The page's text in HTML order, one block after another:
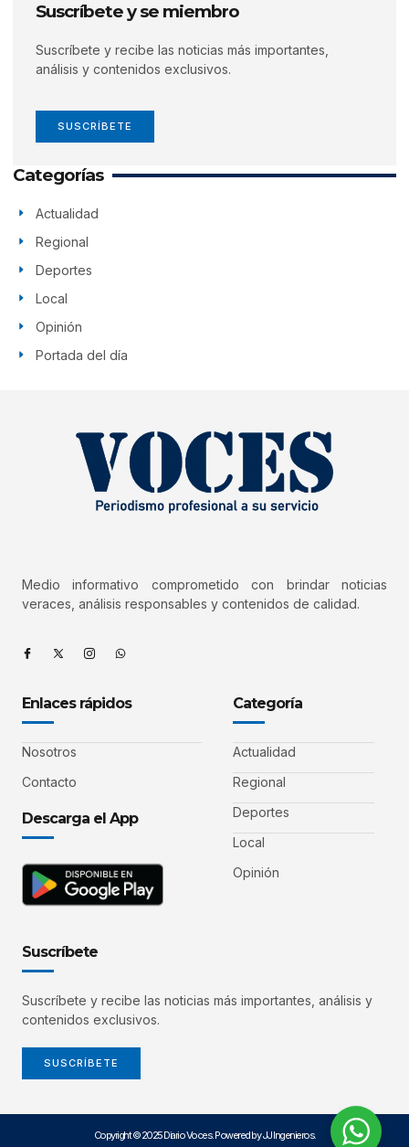
Suscríbete y se miembro
Suscríbete y recibe las noticias más importantes,
análisis y contenidos exclusivos.
SUSCRÍBETE
Categorías
Actualidad
Regional
Deportes
Local
Opinión
Portada del día
Medio informativo comprometido con brindar noticias
veraces, análisis responsables y contenidos de calidad.
Enlaces rápidos
Nosotros
Contacto
Descarga el App
Categoría
Actualidad
Regional
Deportes
Local
Opinión
Suscríbete
Suscríbete y recibe las noticias más importantes, análisis y
contenidos exclusivos.
SUSCRÍBETE
Copyright © 2025 Diario Voces. Powered by JJ Ingenieros.